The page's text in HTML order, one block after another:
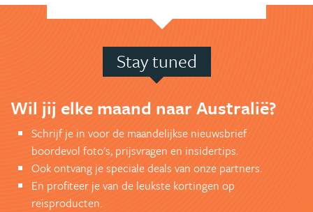
Stay tuned
Wil jij elke maand naar Australië?
Schrijf je in voor de maandelijkse nieuwsbrief
boordevol foto's, prijsvragen en insidertips.
Ook ontvang je speciale deals van onze partners.
En profiteer je van de leukste kortingen op
reisproducten.